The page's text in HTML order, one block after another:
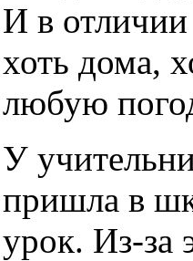
И в
хоть дома,
любую
У
пришла в
урок. Из-за